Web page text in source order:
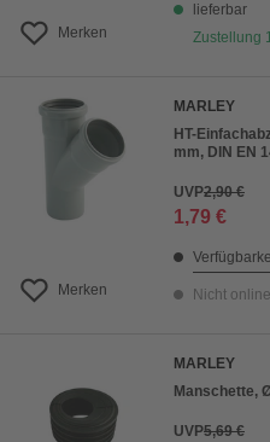
Merken
lieferbar
Zustellung
Merken
MARLEY
HT-
mm, DIN EN
UVP2,90 €
1,79 €
Nicht
MARLEY
Manschette,
UVP5,69 €